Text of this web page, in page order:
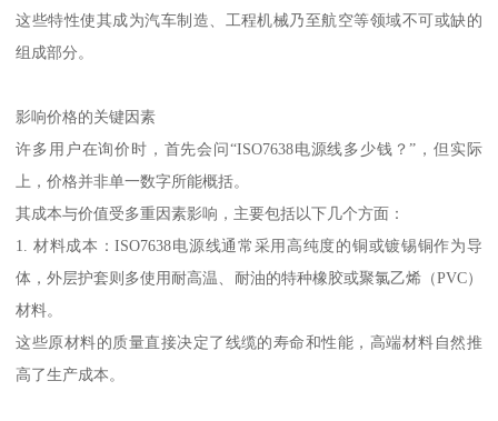
这些特性使其成为汽车制造、工程机械乃至航空等领域不可或缺的
组成部分。
影响价格的关键因素
许多用户在询价时，首先会问“ISO7638电源线多少钱？”，但实际
上，价格并非单一数字所能概括。
其成本与价值受多重因素影响，主要包括以下几个方面：
1. 材料成本：ISO7638电源线通常采用高纯度的铜或镀锡铜作为导
体，外层护套则多使用耐高温、耐油的特种橡胶或聚氯乙烯（PVC）
材料。
这些原材料的质量直接决定了线缆的寿命和性能，高端材料自然推
高了生产成本。